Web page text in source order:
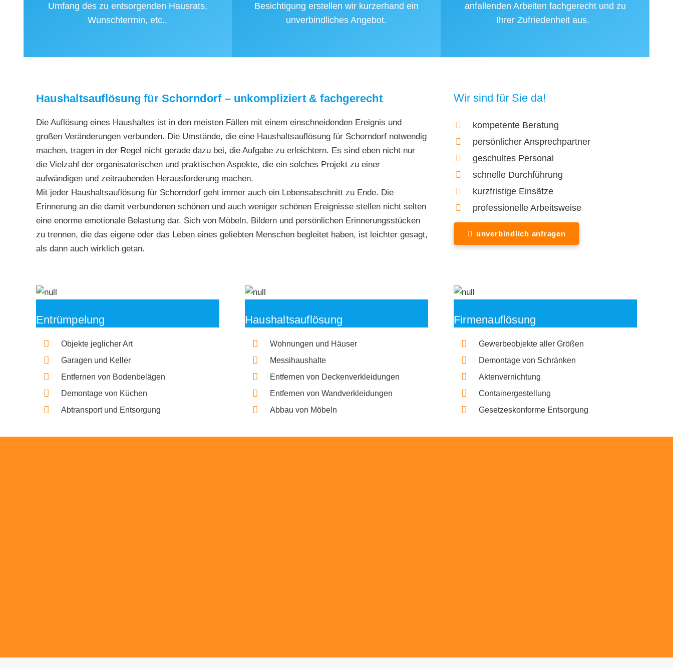
Umfang des zu entsorgenden Hausrats,
Wunschtermin, etc..
Besichtigung erstellen wir kurzerhand ein
unverbindliches Angebot.
anfallenden Arbeiten fachgerecht und zu
Ihrer Zufriedenheit aus.
Haushaltsauflösung für Schorndorf – unkompliziert & fachgerecht
Die Auflösung eines Haushaltes ist in den meisten Fällen mit einem einschneidenden Ereignis und
großen Veränderungen verbunden. Die Umstände, die eine Haushaltsauflösung für Schorndorf notwendig
machen, tragen in der Regel nicht gerade dazu bei, die Aufgabe zu erleichtern. Es sind eben nicht nur
die Vielzahl der organisatorischen und praktischen Aspekte, die ein solches Projekt zu einer
aufwändigen und zeitraubenden Herausforderung machen.
Mit jeder Haushaltsauflösung für Schorndorf geht immer auch ein Lebensabschnitt zu Ende. Die
Erinnerung an die damit verbundenen schönen und auch weniger schönen Ereignisse stellen nicht selten
eine enorme emotionale Belastung dar. Sich von Möbeln, Bildern und persönlichen Erinnerungsstücken
zu trennen, die das eigene oder das Leben eines geliebten Menschen begleitet haben, ist leichter gesagt,
als dann auch wirklich getan.
Wir sind für Sie da!
kompetente Beratung
persönlicher Ansprechpartner
geschultes Personal
schnelle Durchführung
kurzfristige Einsätze
professionelle Arbeitsweise
unverbindlich anfragen
Entrümpelung
Objekte jeglicher Art
Garagen und Keller
Entfernen von Bodenbelägen
Demontage von Küchen
Abtransport und Entsorgung
Haushaltsauflösung
Wohnungen und Häuser
Messihaushalte
Entfernen von Deckenverkleidungen
Entfernen von Wandverkleidungen
Abbau von Möbeln
Firmenauflösung
Gewerbeobjekte aller Größen
Demontage von Schränken
Aktenvernichtung
Containergestellung
Gesetzeskonforme Entsorgung